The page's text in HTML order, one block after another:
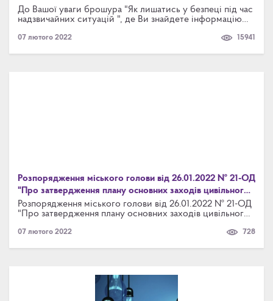
До Вашої уваги брошура "Як лишатись у безпеці під час
надзвичайних ситуацій ", де Ви знайдете інформацію
07 лютого 2022 15941
Розпорядження міського голови від 26.01.2022 № 21-ОД
"Про затвердження плану основних заходів цивільного
захисту Броварської міської ланки територіальної
підсистеми єдиної державної системи цивільного
захисту Київської області на 2022 рік"
Розпорядження міського голови від 26.01.2022 № 21-ОД
"Про затвердження плану основних заходів цивільного
підсистеми єдиної державної системи цивільного
07 лютого 2022 728